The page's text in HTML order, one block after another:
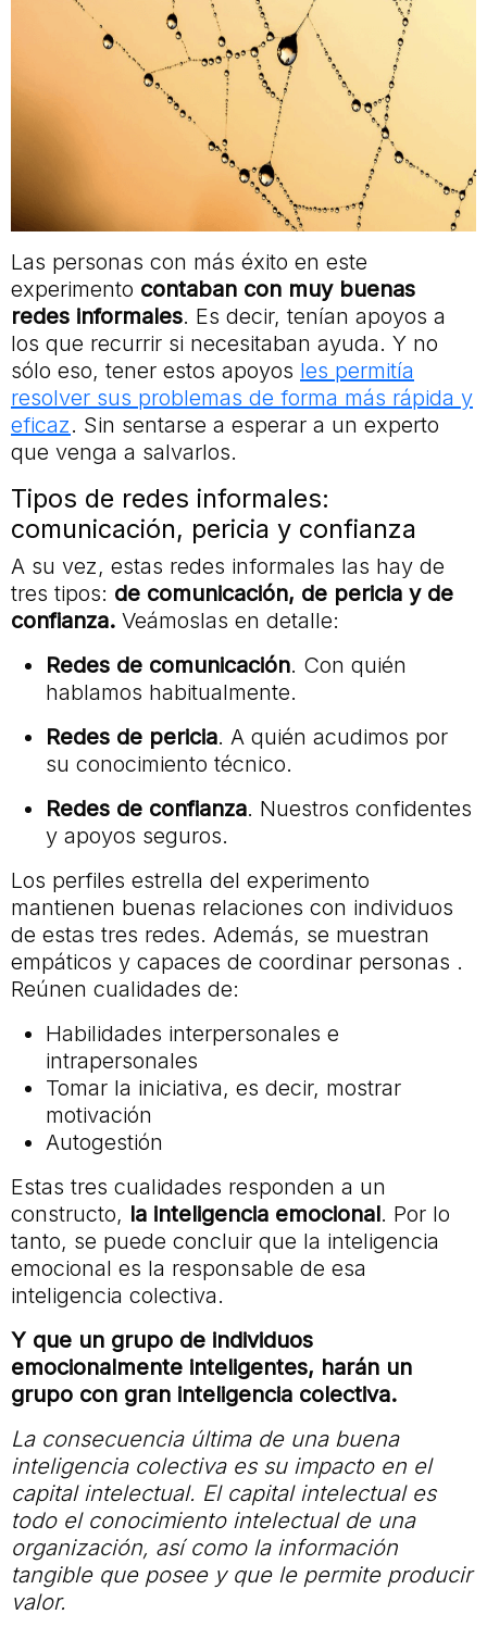
Las personas con más éxito en este
experimento contaban con muy buenas
redes informales. Es decir, tenían apoyos a
los que recurrir si necesitaban ayuda. Y no
sólo eso, tener estos apoyos les permitía
resolver sus problemas de forma más rápida y
eficaz. Sin sentarse a esperar a un experto
que venga a salvarlos.
Tipos de redes informales:
comunicación, pericia y confianza
A su vez, estas redes informales las hay de
tres tipos: de comunicación, de pericia y de
confianza. Veámoslas en detalle:
Redes de comunicación. Con quién
hablamos habitualmente.
Redes de pericia. A quién acudimos por
su conocimiento técnico.
Redes de confianza. Nuestros confidentes
y apoyos seguros.
Los perfiles estrella del experimento
mantienen buenas relaciones con individuos
de estas tres redes. Además, se muestran
empáticos y capaces de coordinar personas .
Reúnen cualidades de:
Habilidades interpersonales e
intrapersonales
Tomar la iniciativa, es decir, mostrar
motivación
Autogestión
Estas tres cualidades responden a un
constructo, la inteligencia emocional. Por lo
tanto, se puede concluir que la inteligencia
emocional es la responsable de esa
inteligencia colectiva.
Y que un grupo de individuos
emocionalmente inteligentes, harán un
grupo con gran inteligencia colectiva.
La consecuencia última de una buena
inteligencia colectiva es su impacto en el
capital intelectual. El capital intelectual es
todo el conocimiento intelectual de una
organización, así como la información
tangible que posee y que le permite producir
valor.